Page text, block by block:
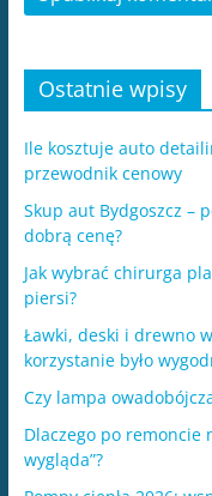
Ostatnie wpisy
Ile kosztuje auto
przewodnik cenowy
Skup aut Bydgoszcz –
dobrą cenę?
Jak wybrać chirurga
piersi?
Ławki, deski i drewno
korzystanie było
Czy lampa
Dlaczego po remoncie
wygląda”?